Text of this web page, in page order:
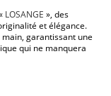
LOSANGE », des
et élégance.
garantissant une
qui ne manquera